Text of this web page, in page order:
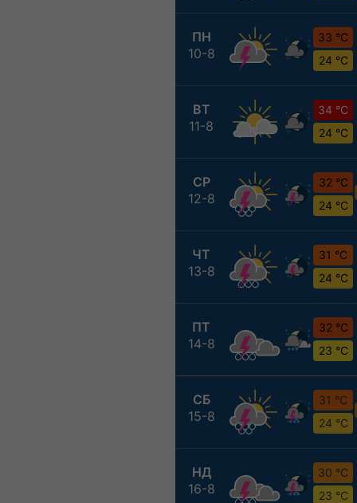
ПН
10-8
33 °C
24 °C
ВТ
11-8
34 °C
24 °C
СР
12-8
32 °C
24 °C
ЧТ
13-8
31 °C
24 °C
ПТ
14-8
32 °C
23 °C
СБ
15-8
31 °C
24 °C
НД
16-8
30 °C
23 °C